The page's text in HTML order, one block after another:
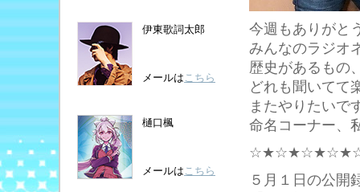
伊東歌詞太郎
メールはこちら
樋口楓
メールはこちら
今週もありがと
みんなのラジオ
歴史があるもの
どれも聞いてて
またやりたいで
命名コーナー、
５月１日の公開